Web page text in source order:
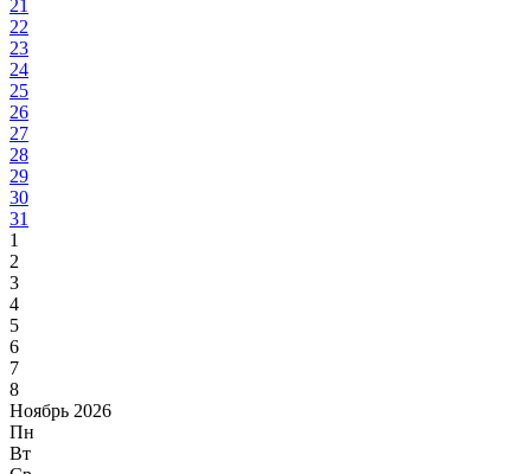
21
22
23
24
25
26
27
28
29
30
31
1
2
3
4
5
6
7
8
Ноябрь 2026
Пн
Вт